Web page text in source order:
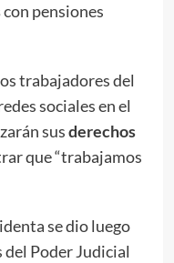
con pensiones
trabajadores del
sociales en el
susderechos
que “trabajamos
se dio luego
Poder Judicial